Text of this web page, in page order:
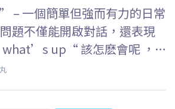
– 一個簡單但強而有力的日常
題不僅能開啟對話，還表現
up“ 該怎麽會呢 ，
深入瞭解吧！ Key